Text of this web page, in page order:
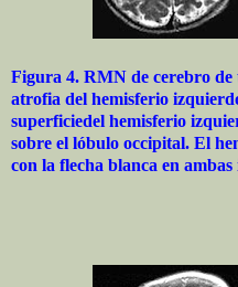
Figura 4. RMN de cerebro de
atrofia del hemisferio
superficiedel hemisferio
sobre el lóbulo occipital. El
con la flecha blanca en ambas